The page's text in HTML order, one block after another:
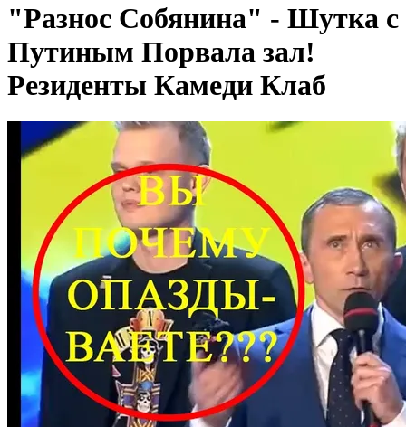
"Разнос Собянина" - Шутка с
Путиным Порвала зал!
Резиденты Камеди Клаб